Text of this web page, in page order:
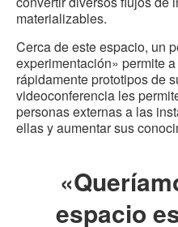
materializables.
Cerca de este espacio, un
experimentación» permite
rápidamente prototipos de
videoconferencia les
personas externas a las
ellas y aumentar sus
espacio